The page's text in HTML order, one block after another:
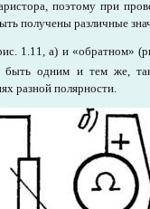
поэтому при
получены различные
1.11, а) и «обратном»
быть одним и тем же,
разной полярности.